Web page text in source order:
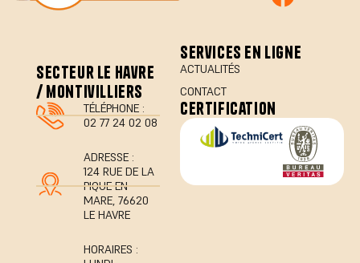
secteur le havre
/ montivilliers
TÉLÉPHONE :
02 77 24 02 08
ADRESSE :
124 RUE DE LA
PIQUE EN
MARE, 76620
LE HAVRE
HORAIRES :
services en ligne
ACTUALITÉS
CONTACT
certification